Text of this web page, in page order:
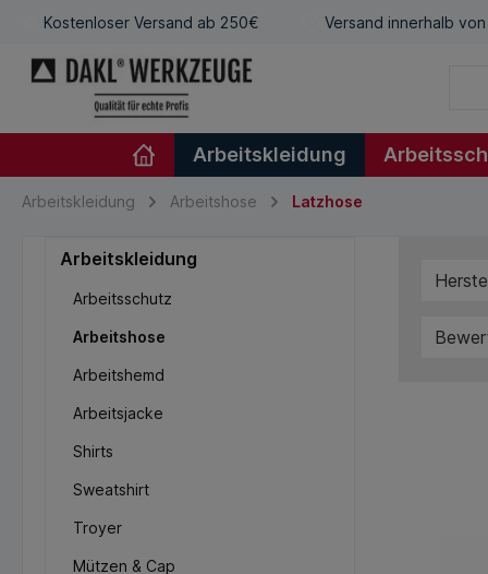
Kostenloser Versand ab 250€ Versand innerhalb
Arbeitskleidung
Arbeitskleidung Arbeitshose Latzhose
Arbeitskleidung
Arbeitsschutz
Arbeitshose
Arbeitshemd
Arbeitsjacke
Shirts
Sweatshirt
Troyer
Mützen & Cap